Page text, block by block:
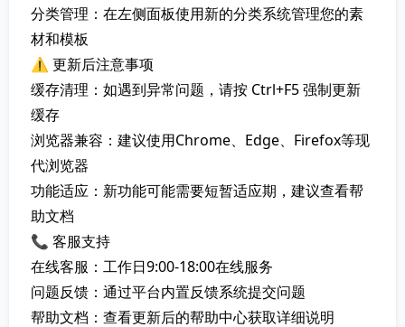
分类管理：在左侧面板使用新的分类系统管理您的素
材和模板
⚠️ 更新后注意事项
缓存清理：如遇到异常问题，请按 Ctrl+F5 强制更新
缓存
浏览器兼容：建议使用Chrome、Edge、Firefox等现
代浏览器
功能适应：新功能可能需要短暂适应期，建议查看帮
助文档
📞 客服支持
在线客服：工作日9:00-18:00在线服务
问题反馈：通过平台内置反馈系统提交问题
帮助文档：查看更新后的帮助中心获取详细说明